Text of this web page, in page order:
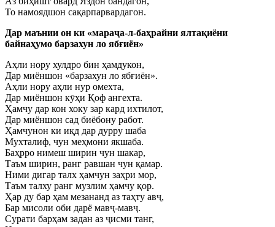
То намоядшон сақарпарвардагон.
Дар маънии он ки «мараҷа-л-баҳрайни ялтақиёни
байнаҳумо барзахун ло ябғиён»
Аҳли нору хулдро бин ҳамдукон,
Дар миёншон «барзахун ло ябғиён».
Аҳли нору аҳли нур омехта,
Дар миёншон кӯҳи Қоф ангехта.
Ҳамчу дар кон хоку зар кард ихтилот,
Дар миёншон сад биёбону работ.
Ҳамчунон ки иқд дар дурру шаба
Мухталиф, чун меҳмони якшаба.
Баҳрро нимеш ширин чун шакар,
Таъм ширин, ранг равшан чун қамар.
Ними дигар талх ҳамчун заҳри мор,
Таъм талху ранг музлим ҳамчу қор.
Ҳар ду бар ҳам мезананд аз таҳту авҷ,
Бар мисоли оби дарё мавҷ-мавҷ.
Сурати барҳам задан аз ҷисми танг,